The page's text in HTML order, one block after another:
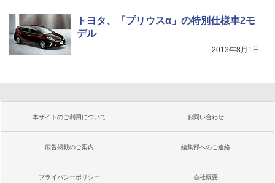
トヨタ、「プリウスα」の特別仕様車2モ
デル
2013年8月1日
本サイトのご利用について お問い合わせ
広告掲載のご案内 編集部へのご連絡
プライバシーポリシー 会社概要